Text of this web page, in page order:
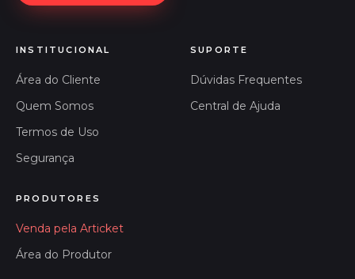
INSTITUCIONAL
Área do Cliente
Quem Somos
Termos de Uso
Segurança
SUPORTE
Dúvidas Frequentes
Central de Ajuda
PRODUTORES
Venda pela Articket
Área do Produtor